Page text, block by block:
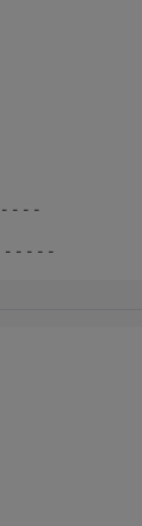
- - - -
- - - - -